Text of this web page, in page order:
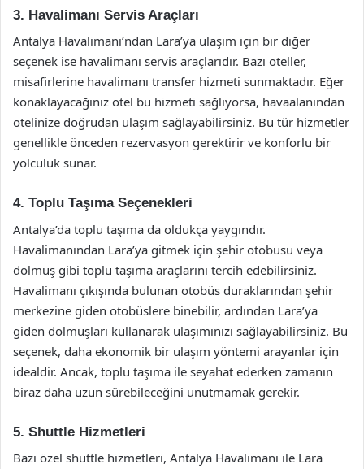
3. Havalimanı Servis Araçları
Antalya Havalimanı’ndan Lara’ya ulaşım için bir diğer
seçenek ise havalimanı servis araçlarıdır. Bazı oteller,
misafirlerine havalimanı transfer hizmeti sunmaktadır. Eğer
konaklayacağınız otel bu hizmeti sağlıyorsa, havaalanından
otelinize doğrudan ulaşım sağlayabilirsiniz. Bu tür hizmetler
genellikle önceden rezervasyon gerektirir ve konforlu bir
yolculuk sunar.
4. Toplu Taşıma Seçenekleri
Antalya’da toplu taşıma da oldukça yaygındır.
Havalimanından Lara’ya gitmek için şehir otobusu veya
dolmuş gibi toplu taşıma araçlarını tercih edebilirsiniz.
Havalimanı çıkışında bulunan otobüs duraklarından şehir
merkezine giden otobüslere binebilir, ardından Lara’ya
giden dolmuşları kullanarak ulaşımınızı sağlayabilirsiniz. Bu
seçenek, daha ekonomik bir ulaşım yöntemi arayanlar için
idealdir. Ancak, toplu taşıma ile seyahat ederken zamanın
biraz daha uzun sürebileceğini unutmamak gerekir.
5. Shuttle Hizmetleri
Bazı özel shuttle hizmetleri, Antalya Havalimanı ile Lara